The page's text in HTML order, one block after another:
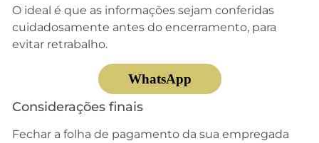
O ideal é que as informações sejam conferidas
cuidadosamente antes do encerramento, para
evitar retrabalho.
WhatsApp
Considerações finais
Fechar a folha de pagamento da sua empregada